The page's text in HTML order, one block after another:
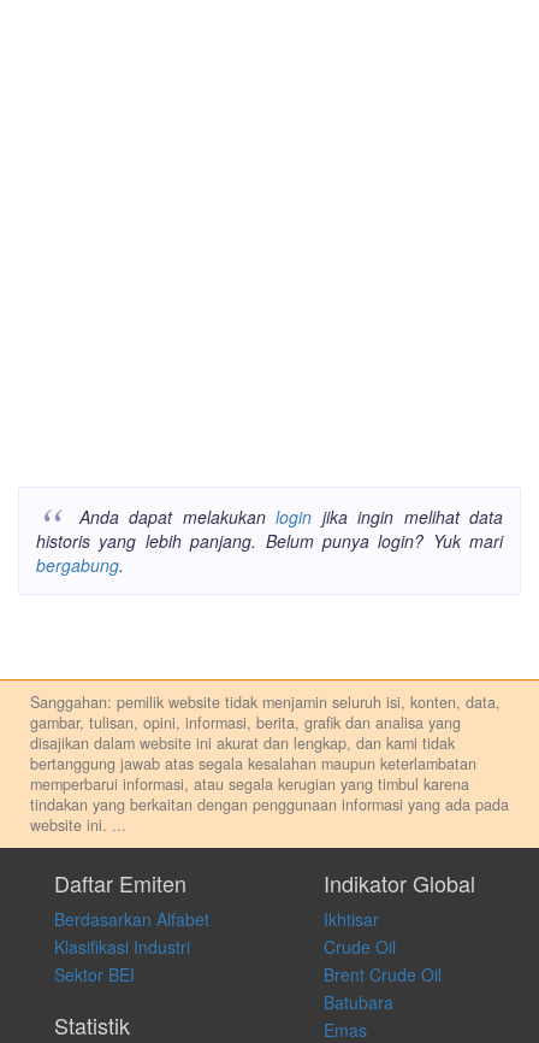
Anda dapat melakukanlogin jika ingin melihat data
historis yang lebih panjang. Belum punya login? Yuk mari
bergabung.
Sanggahan: pemilik website tidak menjamin seluruh isi, konten, data,
gambar, tulisan, opini, informasi, berita, grafik dan analisa yang
disajikan dalam website ini akurat dan lengkap, dan kami tidak
bertanggung jawab atas segala kesalahan maupun keterlambatan
memperbarui informasi, atau segala kerugian yang timbul karena
tindakan yang berkaitan dengan penggunaan informasi yang ada pada
website ini. ...
pribadi. Kami tidak memberi anjuran, saran, rekomendasi untuk
membeli, menjual atau melakukan aktivitas lain yang terkait dengan
transaksi perdagangan apapun, dan kami tidak bertanggung jawab
atas keputusan investasi yang dilakukan dalam kondisi dan situasi
apapun juga, yang diakibatkan secara langsung maupun tidak
langsung atas konten pada website ini.
Daftar Emiten
Berdasarkan Alfabet
Klasifikasi Industri
Sektor BEI
Statistik
Indikator Global
Ikhtisar
Crude Oil
Brent Crude Oil
Batubara
Emas